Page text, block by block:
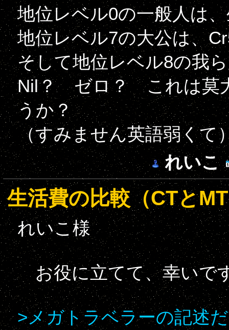
地位レベル0の一般人は
地位レベル7の大公は、
そして地位レベル8の我
Nil？ ゼロ？ これは莫
うか？
（すみません英語弱くて
れいこ
生活費の比較（CTと
れいこ様
お役に立てて、幸いで
>メガトラベラーの記述